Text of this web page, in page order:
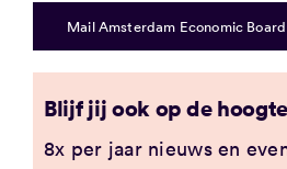
Mail Amsterdam Economic Board
Blijf jij ook op de
8x per jaar nieuws en